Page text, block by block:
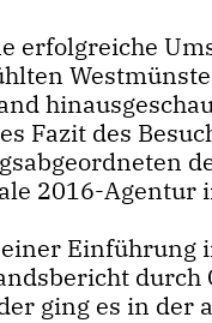
erfolgreiche
Fazit des
2016-Agentur
Einführung
ging es in der